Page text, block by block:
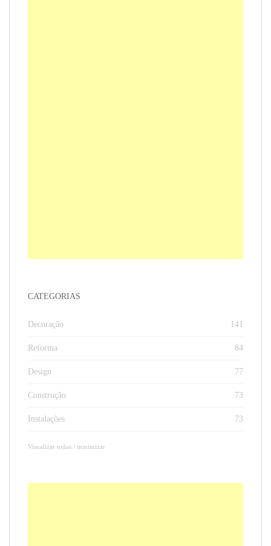
CATEGORIAS
Decoração 141
Reforma 84
Design 77
Construção 73
Instalações 73
Visualizar todas / minimizar